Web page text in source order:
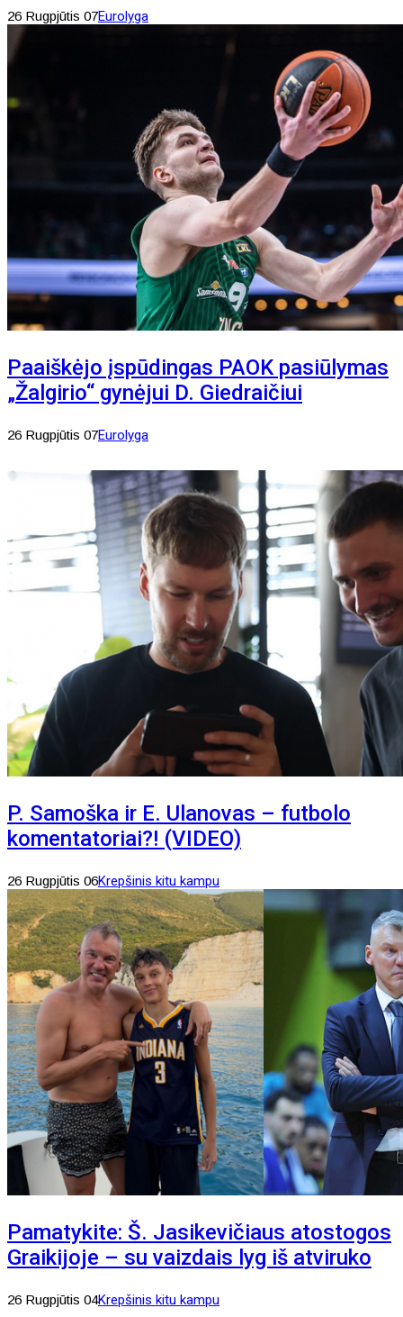
26 Rugpjūtis 07Eurolyga
Paaiškėjo įspūdingas PAOK pasiūlymas
„Žalgirio“ gynėjui D. Giedraičiui
26 Rugpjūtis 07Eurolyga
P. Samoška ir E. Ulanovas – futbolo
komentatoriai?! (VIDEO)
26 Rugpjūtis 06Krepšinis kitu kampu
Pamatykite: Š. Jasikevičiaus atostogos
Graikijoje – su vaizdais lyg iš atviruko
26 Rugpjūtis 04Krepšinis kitu kampu